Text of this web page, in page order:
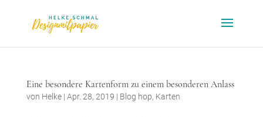
Eine besondere Kartenform zu einem besonderen Anlass
von Helke| Apr. 28, 2019 | Blog hop, Karten